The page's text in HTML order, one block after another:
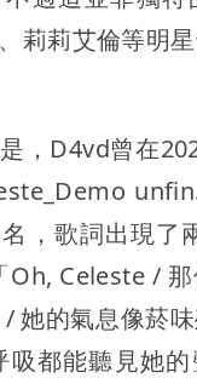
莉莉艾倫等明
，D4vd曾在
，歌詞出現了
Oh, Celeste /
她的氣息像菸
都能聽見她